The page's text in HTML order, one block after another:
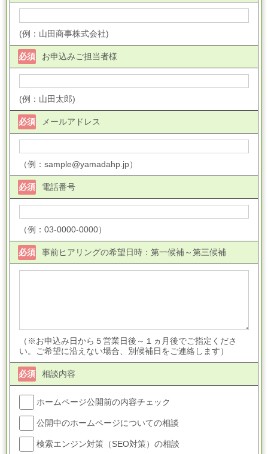
(例：山田商事株式会社)
お申込みご担当者様
必須
(例：山田太郎)
メールアドレス
必須
（例：sample@yamadahp.jp）
電話番号
必須
（例：03-0000-0000）
事前ヒアリングの希望日時：第一候補～第三候補
必須
（※お申込み日から５営業日後～１ヵ月後でご指定くださ
い。ご希望に沿えない場合、別候補日をご連絡します）
相談内容
必須
ホームページ公開前の内容チェック
公開中のホームページについての相談
検索エンジン対策（SEO対策）の相談